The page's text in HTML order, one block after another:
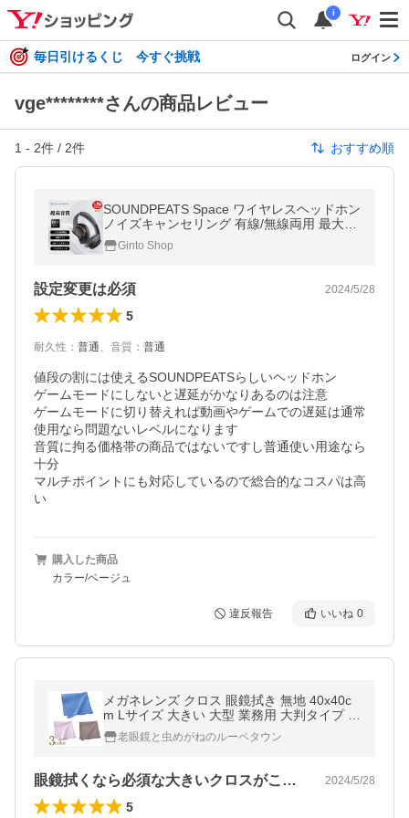
i
毎日引けるくじ 今すぐ挑戦 ログイン
vge********さんの商品レビュー
1 - 2件 / 2件 おすすめ順
SOUNDPEATS Space ワイヤレスヘッドホン
ノイズキャンセリング 有線/無線両用 最大12
3時間再生 マルチポイント Bluetooth 低遅延
通気性良い
Ginto Shop
設定変更は必須 2024/5/28
5
耐久性 ： 普通、 音質 ： 普通
値段の割には使えるSOUNDPEATSらしいヘッドホン
ゲームモードにしないと遅延がかなりあるのは注意
ゲームモードに切り替えれば動画やゲームでの遅延は通常
使用なら問題ないレベルになります
音質に拘る価格帯の商品ではないですし普通使い用途なら
十分
マルチポイントにも対応しているので総合的なコスパは高
い
購入した商品
カラー/ベージュ
違反報告 いいね 0
メガネレンズ クロス 眼鏡拭き 無地 40x40c
m Lサイズ 大きい 大型 業務用 大判タイプ レ
ンズクロス レンズ拭き
老眼鏡と虫めがねのルーペタウン
眼鏡拭くなら必須な大きいクロスがこの安… 2024/5/28
5